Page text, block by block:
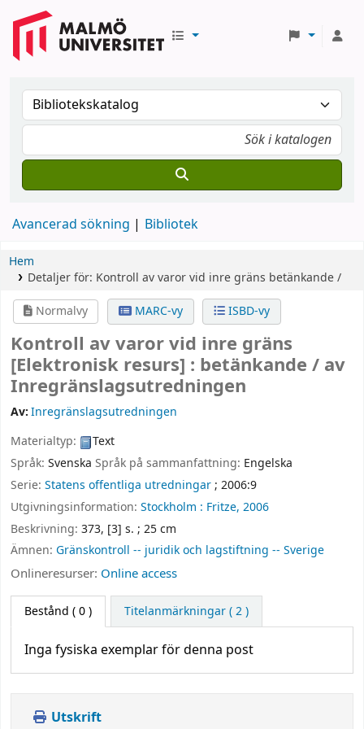
Avancerad sökning Bibliotek
Hem
Detaljer för: Kontroll av varor vid inre gräns betänkande /
Normalvy
MARC-vy ISBD-vy
Kontroll av varor vid inre gräns
[Elektronisk resurs] : betänkande / av
Inregränslagsutredningen
Av:Inregränslagsutredningen
Materialtyp:
Text
Språk: Svenska Språk på sammanfattning: Engelska
Serie: Statens offentliga utredningar; 2006:9
Utgivningsinformation: Stockholm : Fritze, 2006
Beskrivning: 373, [3] s. ; 25 cm
Ämnen: Gränskontroll -- juridik och lagstiftning -- Sverige
Onlineresurser: Online access
Bestånd ( 0 ) Titelanmärkningar ( 2 )
Inga fysiska exemplar för denna post
Utskrift